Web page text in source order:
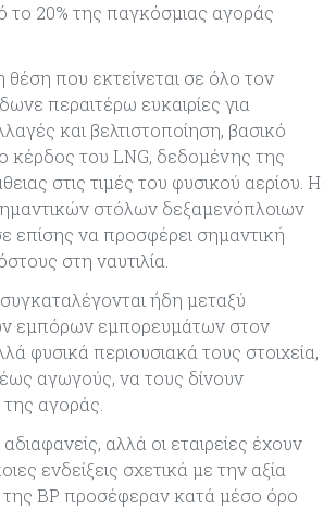
το 20% της παγκόσμιας αγοράς
που εκτείνεται σε όλο τον
περαιτέρω ευκαιρίες για
και βελτιστοποίηση, βασικό
κέρδος του LNG, δεδομένης της
στις τιμές του φυσικού αερίου. Η
στόλων δεξαμενόπλοιων
επίσης να προσφέρει σημαντική
στη ναυτιλία.
ήδη μεταξύ
εμπόρων εμπορευμάτων στον
φυσικά περιουσιακά τους στοιχεία,
έως αγωγούς, να τους δίνουν
της αγοράς.
αλλά οι εταιρείες έχουν
ενδείξεις σχετικά με την αξία
της BP προσέφεραν κατά μέσο όρο